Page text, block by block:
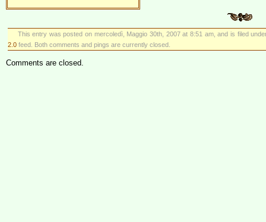
This entry was posted on mercoledì, Maggio 30th, 2007 at 8:51 am, and is filed
2.0 feed. Both comments and pings are currently closed.
Comments are closed.